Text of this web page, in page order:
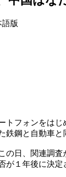
版
トフォンをは
鉄鋼と自動車
の日、関連調
が１年後に決定